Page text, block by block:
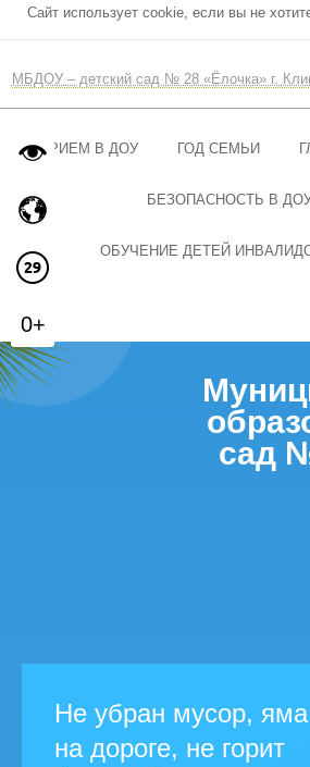
Сайт использует cookie, если вы не
МБДОУ – детский сад № 28 «Ёлочка» г.
ПРИЕМ В ДОУ ГОД СЕМЬИ
БЕЗОПАСНОСТЬ В
ОБУЧЕНИЕ ДЕТЕЙ
сад
Не убран мусор, яма
на дороге, не горит
0+